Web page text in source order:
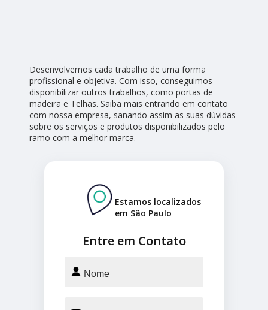
Desenvolvemos cada trabalho de uma forma
profissional e objetiva. Com isso, conseguimos
disponibilizar outros trabalhos, como portas de
madeira e Telhas. Saiba mais entrando em contato
com nossa empresa, sanando assim as suas dúvidas
sobre os serviços e produtos disponibilizados pelo
ramo com a melhor marca.
Entre em Contato
Estamos localizados
em São Paulo